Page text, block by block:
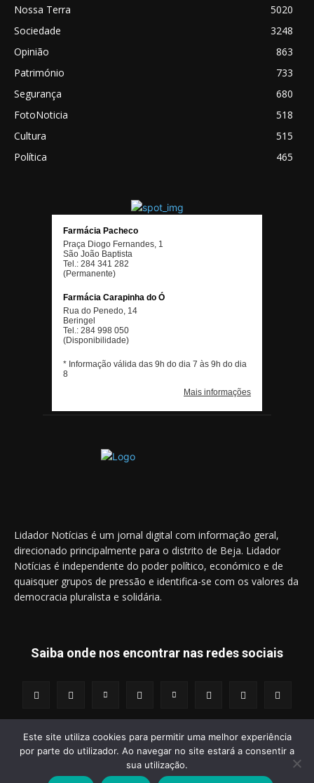
Nossa Terra
5020
Sociedade
3248
Opinião
863
Património
733
Segurança
680
FotoNoticia
518
Cultura
515
Política
465
Lidador Notícias é um jornal digital com informação geral,
direcionado principalmente para o distrito de Beja. Lidador
Notícias é independente do poder político, económico e de
quaisquer grupos de pressão e identifica-se com os valores da
democracia pluralista e solidária.
Saiba onde nos encontrar nas redes sociais
© 2014 - 2025 Lidador Notícias. | Todos os Direitos Reservados.
Este site utiliza cookies para permitir uma melhor experiência
por parte do utilizador. Ao navegar no site estará a consentir a
sua utilização.